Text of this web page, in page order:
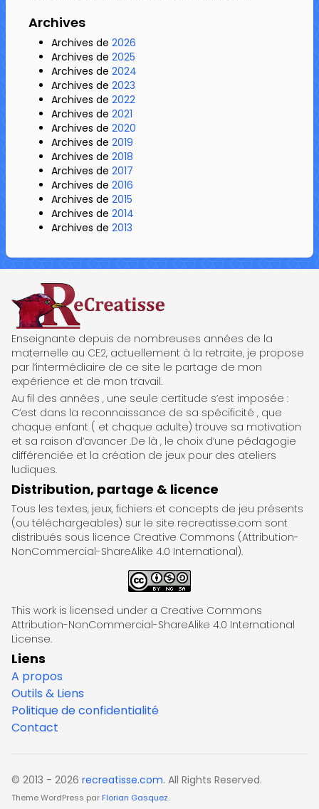
Archives
Archives de 2026
Archives de 2025
Archives de 2024
Archives de 2023
Archives de 2022
Archives de 2021
Archives de 2020
Archives de 2019
Archives de 2018
Archives de 2017
Archives de 2016
Archives de 2015
Archives de 2014
Archives de 2013
ReCreatisse
Enseignante depuis de nombreuses années de la
maternelle au CE2, actuellement à la retraite, je propose
par l’intermédiaire de ce site le partage de mon
expérience et de mon travail.
Au fil des années , une seule certitude s’est imposée :
C’est dans la reconnaissance de sa spécificité , que
chaque enfant ( et chaque adulte) trouve sa motivation
et sa raison d’avancer .De là , le choix d’une pédagogie
différenciée et la création de jeux pour des ateliers
ludiques.
Distribution, partage & licence
Tous les textes, jeux, fichiers et concepts de jeu présents
(ou téléchargeables) sur le site recreatisse.com sont
distribués sous licence Creative Commons (Attribution-
NonCommercial-ShareAlike 4.0 International).
This work is licensed under a Creative Commons
Attribution-NonCommercial-ShareAlike 4.0 International
License.
Liens
A propos
Outils & Liens
Politique de confidentialité
Contact
© 2013 - 2026 recreatisse.com. All Rights Reserved.
Theme WordPress par Florian Gasquez.